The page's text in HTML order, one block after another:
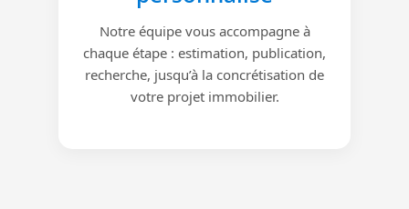
Notre équipe vous accompagne à
chaque étape : estimation, publication,
recherche, jusqu’à la concrétisation de
votre projet immobilier.